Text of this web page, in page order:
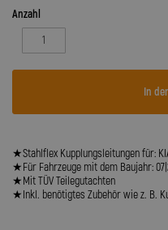
Anzahl
In
★Stahlflex Kupplungsleitungen für:
★Für Fahrzeuge mit dem Baujahr:
★Mit TÜV Teilegutachten
★Inkl. benötigtes Zubehör wie z. B.